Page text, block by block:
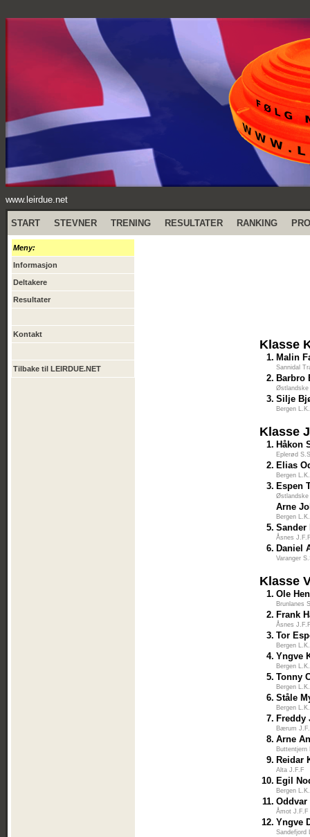
www.leirdue.net
START STEVNER TRENING RESULTATER RANKING
Meny:
Informasjon
Deltakere
Resultater
Kontakt
Tilbake til LEIRDUE.NET
Klasse
1. Malin
Sannidal
2. Barbro
Østlandske
3. Silje
Bergen L.K.
Klasse
1. Håkon
Eplerød
2. Elias
Bergen L.K.
3. Espen
Østlandske
Arne
Bergen L.K.
5. Sander
Åsnes
6. Daniel
Varanger
Klasse
1. Ole
Brunlanes
2. Frank
Åsnes
3. Tor
Bergen L.K.
4. Yngve
Bergen L.K.
5. Tonny
Bergen L.K.
6. Ståle
Bergen L.K.
7. Freddy
Bærum
8. Arne
Buttentjern
9. Reidar
Alta J.F.F
10. Egil
Bergen L.K.
11. Oddvar
Åmot J.F.F
12. Yngve
Sandefjord